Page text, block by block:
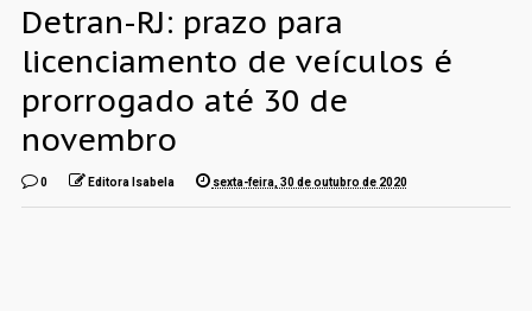
Detran-RJ: prazo para
licenciamento de veículos é
prorrogado até 30 de
novembro
0 Editora Isabela sexta-feira, 30 de outubro de 2020